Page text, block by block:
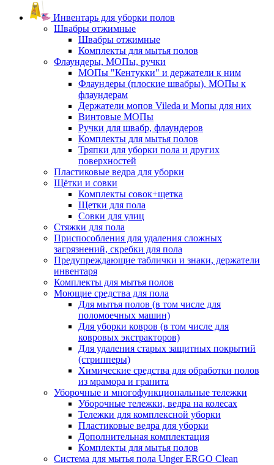
Инвентарь для уборки полов
Швабры отжимные
Швабры отжимные
Комплекты для мытья полов
Флаундеры, МОПы, ручки
МОПы "Кентукки" и держатели к ним
Флаундеры (плоские швабры), МОПы к
флаундерам
Держатели мопов Vileda и Мопы для них
Винтовые МОПы
Ручки для швабр, флаундеров
Комплекты для мытья полов
Тряпки для уборки пола и других
поверхностей
Пластиковые ведра для уборки
Щётки и совки
Комплекты совок+щетка
Щетки для пола
Совки для улиц
Стяжки для пола
Приспособления для удаления сложных
загрязнений, скребки для пола
Предупреждающие таблички и знаки, держатели
инвентаря
Комплекты для мытья полов
Моющие средства для пола
Для мытья полов (в том числе для
поломоечных машин)
Для уборки ковров (в том числе для
ковровых экстракторов)
Для удаления старых защитных покрытий
(стрипперы)
Химические средства для обработки полов
из мрамора и гранита
Уборочные и многофункциональные тележки
Уборочные тележки, ведра на колесах
Тележки для комплексной уборки
Пластиковые ведра для уборки
Дополнительная комплектация
Комплекты для мытья полов
Система для мытья пола Unger ERGO Clean